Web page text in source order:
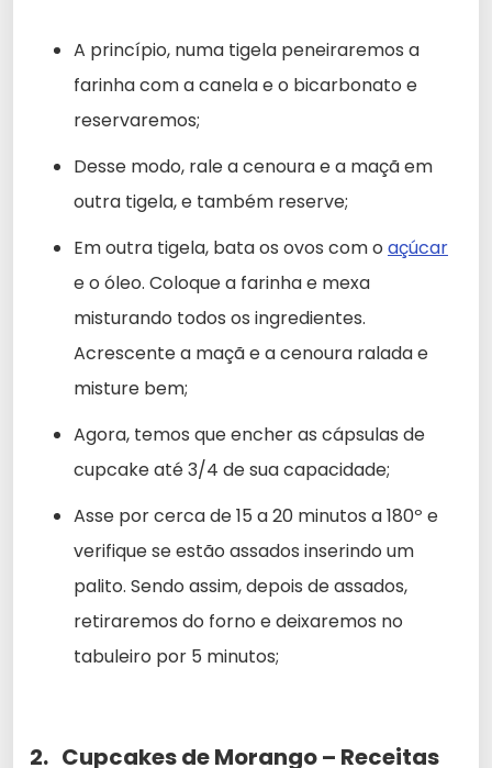
A princípio, numa tigela peneiraremos a
farinha com a canela e o bicarbonato e
reservaremos;
Desse modo, rale a cenoura e a maçã em
outra tigela, e também reserve;
Em outra tigela, bata os ovos com o açúcar
e o óleo. Coloque a farinha e mexa
misturando todos os ingredientes.
Acrescente a maçã e a cenoura ralada e
misture bem;
Agora, temos que encher as cápsulas de
cupcake até 3/4 de sua capacidade;
Asse por cerca de 15 a 20 minutos a 180º e
verifique se estão assados inserindo um
palito. Sendo assim, depois de assados,
retiraremos do forno e deixaremos no
tabuleiro por 5 minutos;
2. Cupcakes de Morango – Receitas